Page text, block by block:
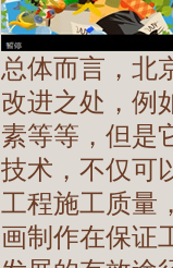
总体而言，北
改进之处，例
素等等，但是
技术，不仅可
工程施工质量
画制作在保证